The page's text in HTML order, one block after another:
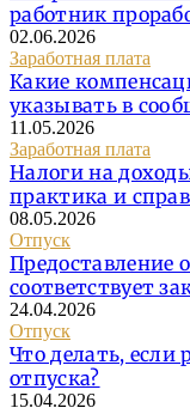
работник
02.06.2026
Заработная плата
Какие
указывать в
11.05.2026
Заработная плата
Налоги на
практика и
08.05.2026
Отпуск
Предоставление
соответствует
24.04.2026
Отпуск
Что делать, если
отпуска?
15.04.2026